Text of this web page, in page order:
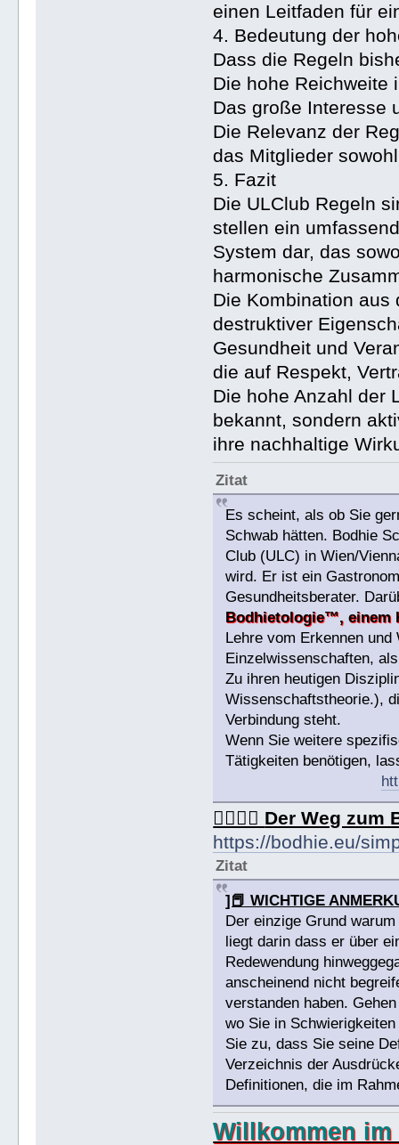
einen Leitfaden für
4. Bedeutung der
Dass die Regeln
Die hohe Reichweite
Das große Interesse
Die Relevanz der
das Mitglieder
5. Fazit
Die ULClub Regeln
stellen ein
System dar, das
harmonische
Die Kombination aus
destruktiver
Gesundheit und
die auf Respekt,
Die hohe Anzahl der
bekannt, sondern
ihre nachhaltige
Zitat
Es scheint, als ob Sie
Schwab hätten. Bodhie
Club (ULC) in Wien/
wird. Er ist ein
Gesundheitsberater.
Bodhietologie™, einem
Lehre vom Erkennen
Einzelwissenschaften,
Zu ihren heutigen
Wissenschaftstheorie.),
Verbindung steht.
Wenn Sie weitere
Tätigkeiten benötigen,
🏳️‍🌈🏳️‍🌈 Der Weg zum
https://bodhie.eu/
Zitat
]📕 WICHTIGE
Der einzige Grund
liegt darin dass er über
Redewendung
anscheinend nicht
verstanden haben.
wo Sie in
Sie zu, dass Sie seine
Verzeichnis der
Definitionen, die im
Willkommen